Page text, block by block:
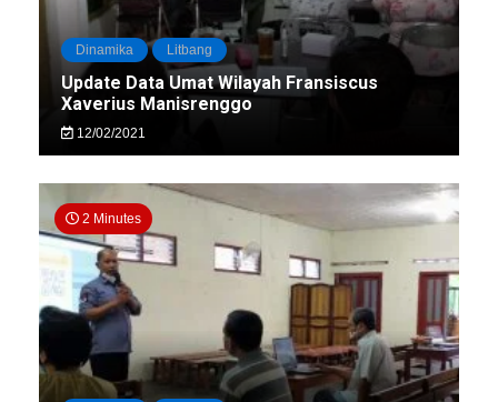
Dinamika Litbang
Update Data Umat Wilayah Fransiscus
Xaverius Manisrenggo
12/02/2021
2 Minutes